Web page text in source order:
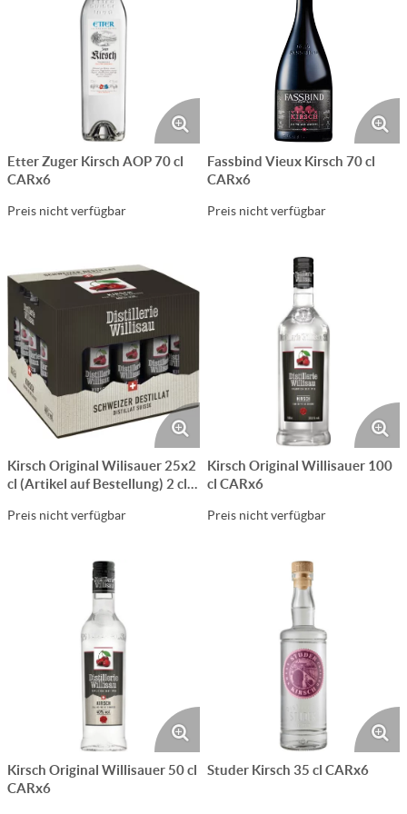
Etter Zuger Kirsch AOP 70 cl
CARx6
Preis nicht verfügbar
Fassbind Vieux Kirsch 70 cl
CARx6
Preis nicht verfügbar
Kirsch Original Wilisauer 25x2
cl (Artikel auf Bestellung) 2 cl
Preis nicht verfügbar
Kirsch Original Willisauer 100
cl CARx6
Preis nicht verfügbar
Kirsch Original Willisauer 50 cl
CARx6
Studer Kirsch 35 cl CARx6